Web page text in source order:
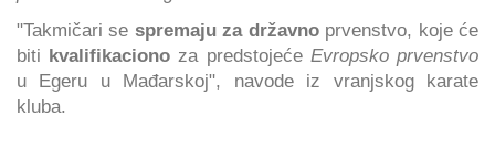
"Takmičari se spremaju za državnoprvenstvo, koje će
biti kvalifikaciono za predstojećeEvropsko prvenstvo
u Egeru u Mađarskoj", navode iz vranjskog karate
kluba.